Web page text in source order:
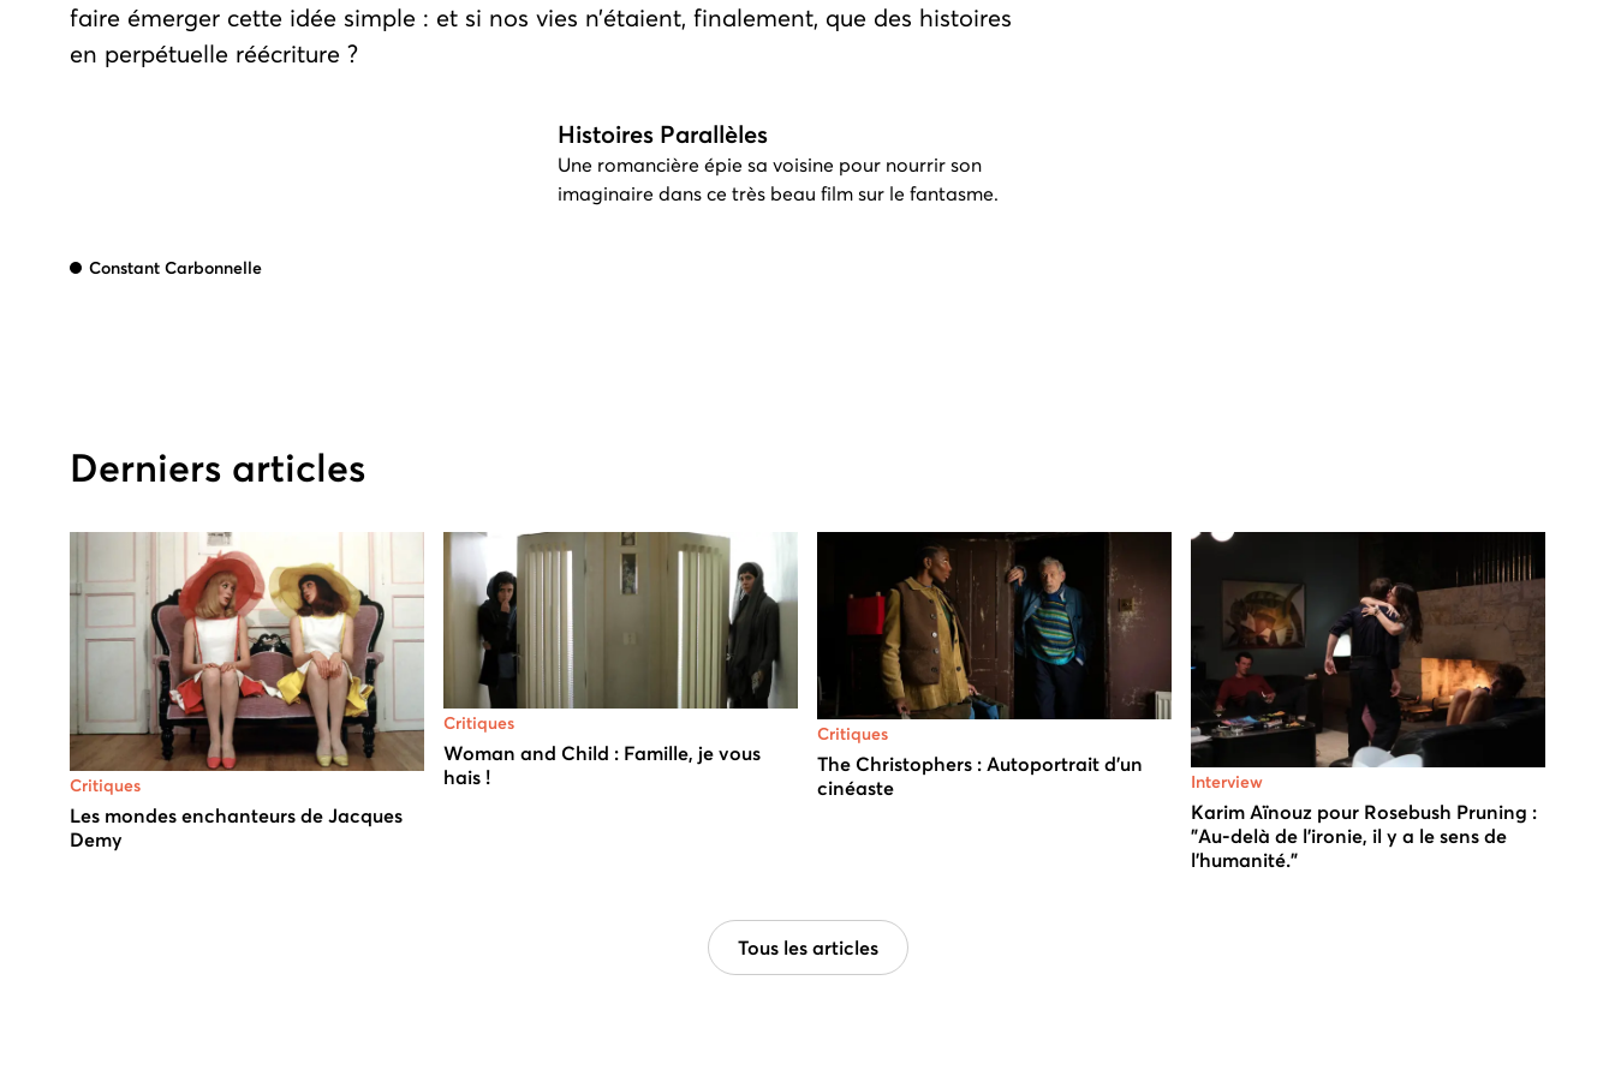
faire émerger cette idée simple : et si nos vies n’étaient, finalement, que des histoires
en perpétuelle réécriture ?
Histoires Parallèles
Une romancière épie sa voisine pour nourrir son
imaginaire dans ce très beau film sur le fantasme.
Constant Carbonnelle
Derniers articles
Critiques
Les mondes enchanteurs de Jacques
Demy
Critiques
Woman and Child : Famille, je vous
hais !
Critiques
The Christophers : Autoportrait d’un
cinéaste
Interview
Karim Aïnouz pour Rosebush Pruning :
"Au-delà de l'ironie, il y a le sens de
l'humanité."
Tous les articles